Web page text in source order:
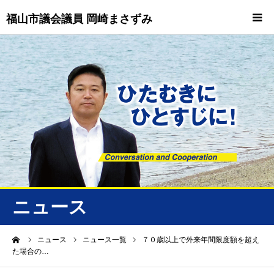
福山市議会議員 岡崎まさずみ
ニュース
ニュース ニュース一覧
７０歳以上で外来年間限度額を超え
た場合の…
HOME
重要情報
プロフィール
ニュース/トピックス
ニュース